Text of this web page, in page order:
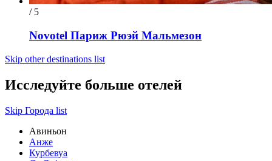
/ 5
Novotel Париж Рюэй Мальмезон
Skip other destinations list
Исследуйте больше отелей
Skip Города list
Авиньон
Анже
Курбевуа